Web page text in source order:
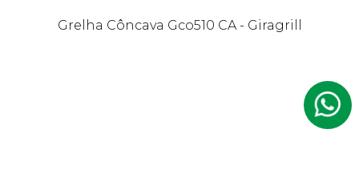
Grelha Côncava Gco510 CA - Giragrill